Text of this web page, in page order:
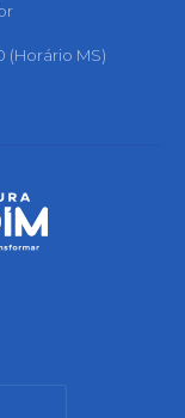
(Horário MS)